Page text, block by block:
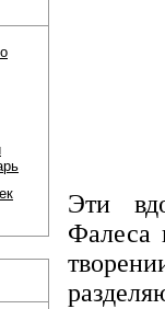
Эти
Фалеса